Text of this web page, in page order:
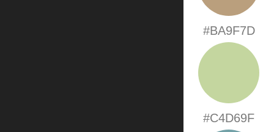
#BA9F7D
#C4D69F